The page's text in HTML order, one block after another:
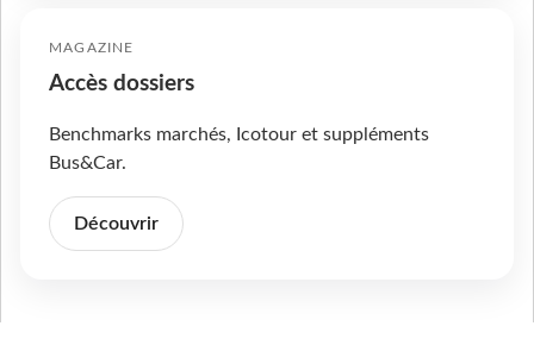
MAGAZINE
Accès dossiers
Benchmarks marchés, Icotour et suppléments
Bus&Car.
Découvrir